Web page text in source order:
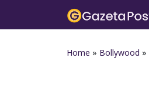
Home » Bollywood »